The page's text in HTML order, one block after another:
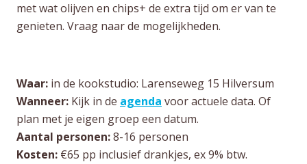
met wat olijven en chips+ de extra tijd om er van te
genieten. Vraag naar de mogelijkheden.
Waar: in de kookstudio: Larenseweg 15 Hilversum
Wanneer: Kijk in de agenda voor actuele data. Of
plan met je eigen groep een datum.
Aantal personen:8-16 personen
Kosten: €65 pp inclusief drankjes, ex 9% btw.